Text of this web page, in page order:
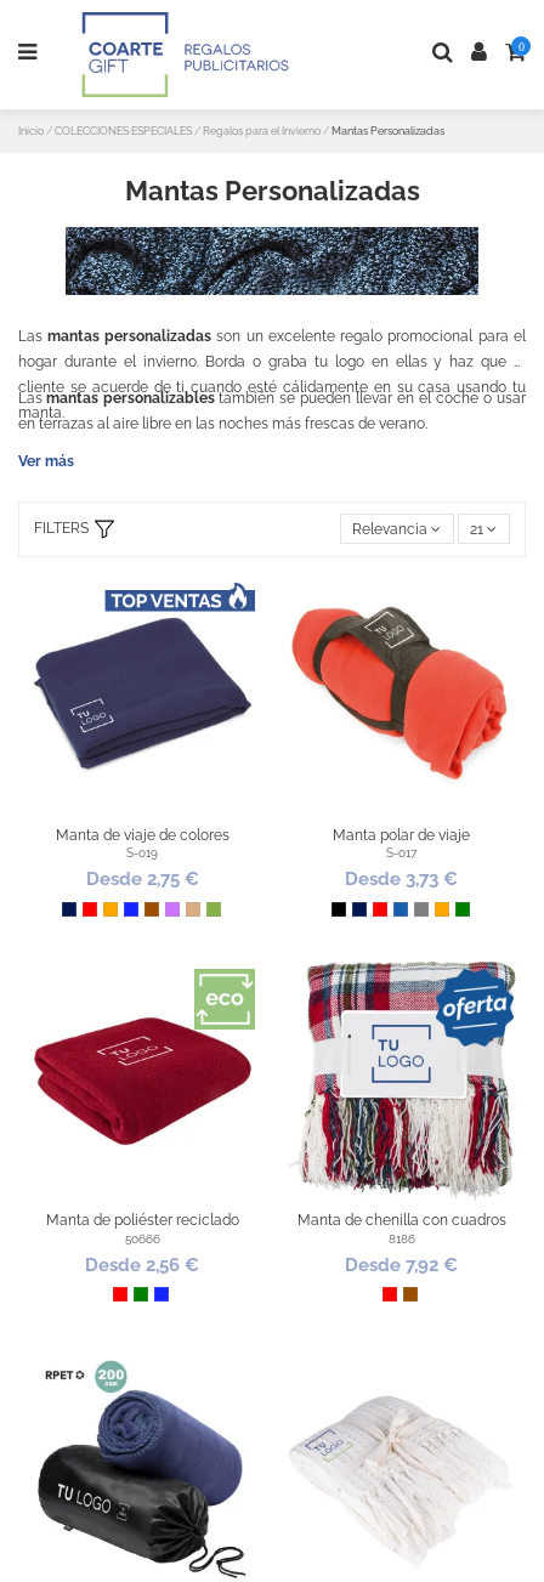
0
Inicio COLECCIONES ESPECIALES Regalos para el Invierno Mantas Personalizadas
Mantas Personalizadas
Las mantas personalizadas son un excelente regalo promocional para el
hogar durante el invierno. Borda o graba tu logo en ellas y haz que el
cliente se acuerde de ti cuando esté cálidamente en su casa usando tu
manta.
Las mantas personalizables también se pueden llevar en el coche o usar
en terrazas al aire libre en las noches más frescas de verano.
Ver más
FILTERS Relevancia 21
Manta de viaje de colores
S-019
Desde 2,75 €
Marino
RojoNaranja
Azul Royal
Marrón
LilaPiedraPistacho
Manta polar de viaje
S-017
Desde 3,73 €
NegroMarino
RojoAzulGrisNaranja
Verde
Manta de poliéster reciclado
50666
Desde 2,56 €
RojoVerdeAzul Royal
Manta de chenilla con cuadros
8186
Desde 7,92 €
RojoMarrón